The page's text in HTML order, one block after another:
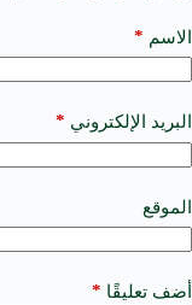
الاسم *
البريد الإلكتروني *
الموقع
أضف تعليقًا *
t
e
a
t
i
e
: